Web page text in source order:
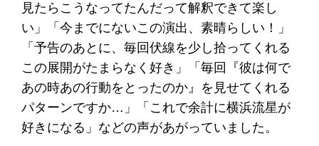
見たらこうなってたんだって解釈できて楽し
い」「今までにないこの演出、素晴らしい！」
「予告のあとに、毎回伏線を少し拾ってくれる
この展開がたまらなく好き」「毎回『彼は何で
あの時あの行動をとったのか』を見せてくれる
パターンですか…」「これで余計に横浜流星が
好きになる」などの声があがっていました。